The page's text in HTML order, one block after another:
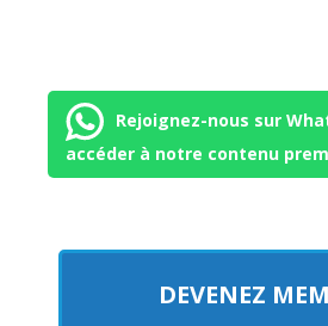
Rejoignez-nous sur
accéder à notre contenu
DEVENEZ